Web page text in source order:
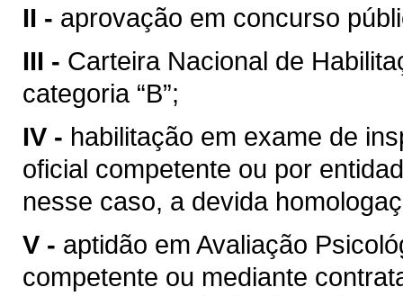
II - aprovação em concurso
III - Carteira Nacional de
categoria “B”;
IV - habilitação em exame de
oficial competente ou por
nesse caso, a devida
V - aptidão em Avaliação
competente ou mediante